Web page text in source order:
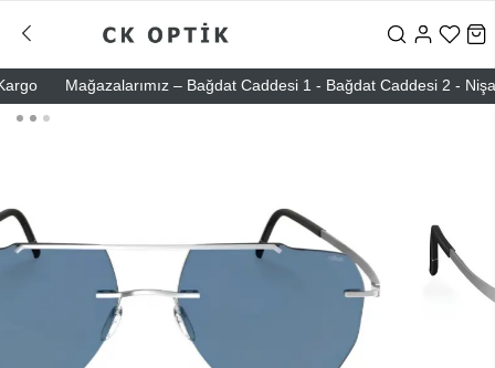
Mağazalarımız – Bağdat Caddesi 1 - Bağdat Caddesi 2 -